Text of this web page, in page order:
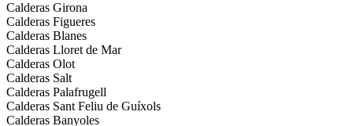
Calderas Girona
Calderas Figueres
Calderas Blanes
Calderas Lloret de Mar
Calderas Olot
Calderas Salt
Calderas Palafrugell
Calderas Sant Feliu de Guíxols
Calderas Banyoles